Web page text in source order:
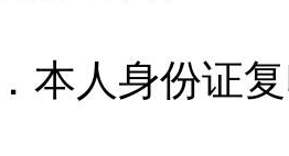
人身份证复